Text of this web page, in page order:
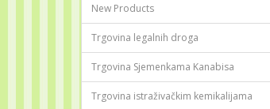
New Products
Trgovina legalnih droga
Trgovina Sjemenkama Kanabisa
Trgovina istraživačkim kemikalijama